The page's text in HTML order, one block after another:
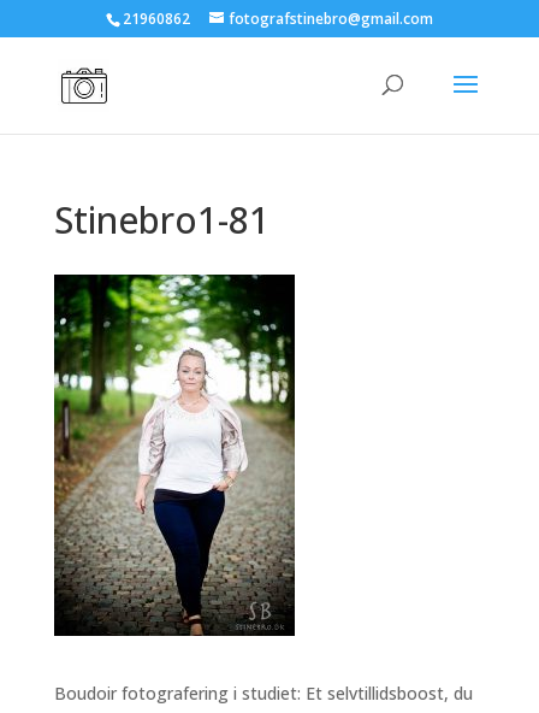
21960862 fotografstinebro@gmail.com
Stinebro1-81
Boudoir fotografering i studiet: Et selvtillidsboost, du